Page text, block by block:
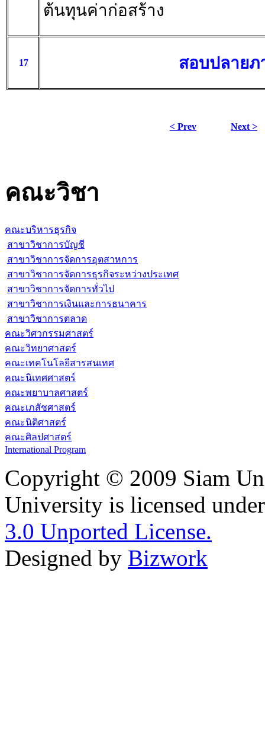
ต้นทุนค่าก่อสร้าง
17 สอบปลายภ
< Prev Next >
คณะวิชา
คณะบริหารธุรกิจ
สาขาวิชาการบัญชี
สาขาวิชาการจัดการอุตสาหการ
สาขาวิชาการจัดการธุรกิจระหว่างประเทศ
สาขาวิชาการจัดการทั่วไป
สาขาวิชาการเงินและการธนาคาร
สาขาวิชาการตลาด
คณะวิศวกรรมศาสตร์
คณะวิทยาศาสตร์
คณะเทคโนโลยีสารสนเทศ
คณะนิเทศศาสตร์
คณะพยาบาลศาสตร์
คณะเภสัชศาสตร์
คณะนิติศาสตร์
คณะศิลปศาสตร์
International Program
Copyright © 2009 Siam
University is licensed
3.0 Unported License.
Designed by Bizwork